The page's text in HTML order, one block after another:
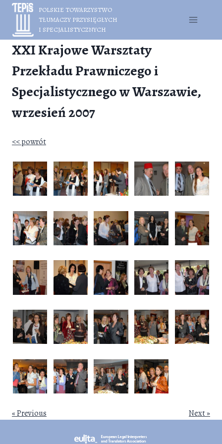
Przejdź
treści
POLSKIE TOWARZYSTWO
TŁUMACZY PRZYSIĘGŁYCH
I SPECJALISTYCZNYCH
XXI Krajowe Warsztaty
Przekładu Prawniczego i
Specjalistycznego w Warszawie,
wrzesień 2007
<< powrót
« Previous Next »